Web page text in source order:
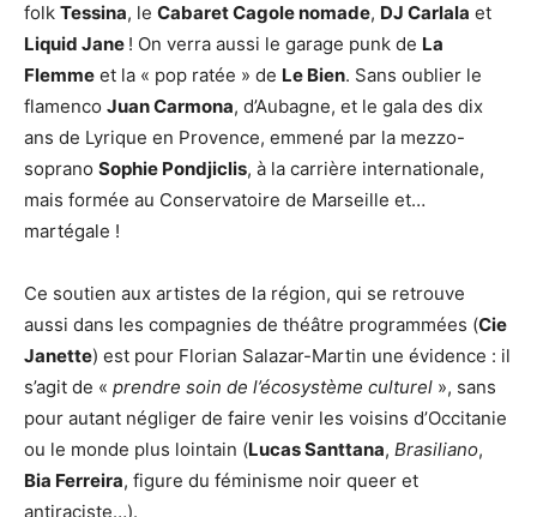
folk Tessina, le Cabaret Cagole nomade, DJ Carlala et
Liquid Jane ! On verra aussi le garage punk de La
Flemme et la « pop ratée » de Le Bien. Sans oublier le
flamenco Juan Carmona, d’Aubagne, et le gala des dix
ans de Lyrique en Provence, emmené par la mezzo-
soprano Sophie Pondjiclis, à la carrière internationale,
mais formée au Conservatoire de Marseille et…
martégale !
Ce soutien aux artistes de la région, qui se retrouve
aussi dans les compagnies de théâtre programmées (Cie
Janette) est pour Florian Salazar-Martin une évidence : il
s’agit de « prendre soin de l’écosystème culturel », sans
pour autant négliger de faire venir les voisins d’Occitanie
ou le monde plus lointain (Lucas Santtana, Brasiliano,
Bia Ferreira, figure du féminisme noir queer et
antiraciste…).